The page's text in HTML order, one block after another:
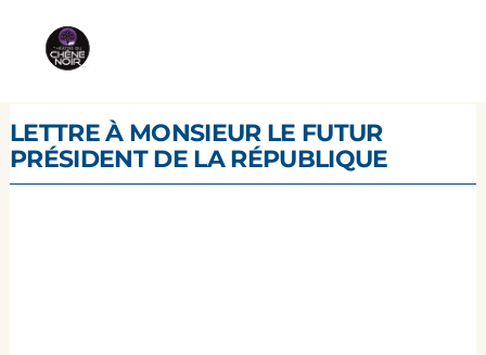
LETTRE À MONSIEUR LE FUTUR
PRÉSIDENT DE LA RÉPUBLIQUE